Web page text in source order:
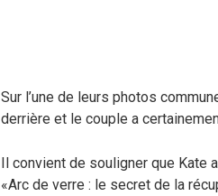
Sur l’une de leurs photos
derrière et le couple a
Il convient de souligner que Kate
«Arc de verre : le secret de la